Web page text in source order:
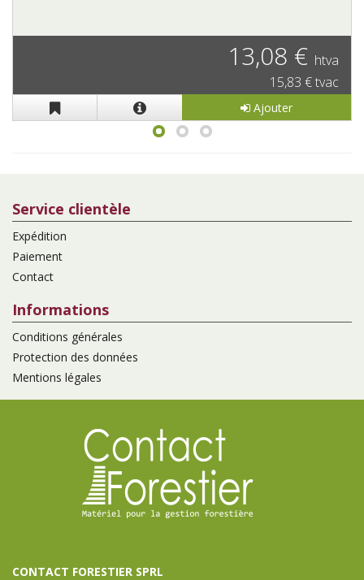
Ajouter
Service clientèle
Expédition
Paiement
Contact
Informations
Conditions générales
Protection des données
Mentions légales
CONTACT FORESTIER SPRL